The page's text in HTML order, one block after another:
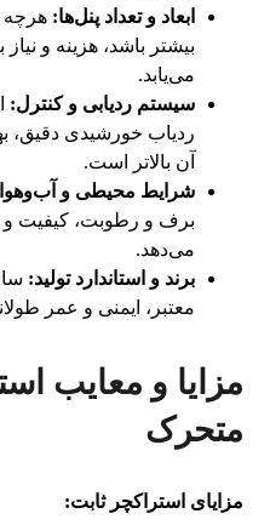
ابعاد و تعداد پنل‌ها: هرچه
بیشتر باشد، هزینه و
می‌یابد.
سیستم ردیابی و کنترل:
ردیاب خورشیدی دقیق،
آن بالاتر است.
شرایط محیطی و
برف و رطوبت، کیفیت و
می‌دهد.
برند و استاندارد تولید:
معتبر، ایمنی و عمر
مزایا و معایب
متحرک
مزایای استراکچر ثابت: